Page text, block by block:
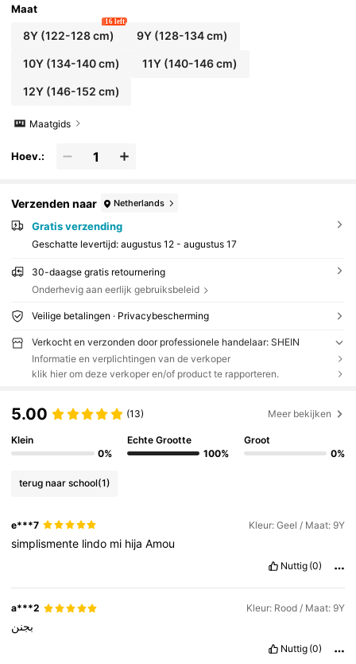
Maat
8Y(122-128 cm)
16 left
9Y (128-134 cm)
10Y(134-140 cm) 11Y (140-146 cm)
12Y(146-152 cm)
Maatgids
Hoev.:
Verzenden naar Netherlands
Gratis verzending
Geschatte levertijd: augustus 12 - augustus 17
30-daagse gratis retournering
Onderhevig aan eerlijk gebruiksbeleid
Veilige betalingen · Privacybescherming
Verkocht en verzonden door professionele handelaar: SHEIN
Informatie en verplichtingen van de verkoper
klik hier om deze verkoper en/of product te rapporteren.
5.00 (13) Meer bekijken
Klein
0%
Echte Grootte
100%
Groot
0%
terug naar school(1)
e***7 Kleur: Geel / Maat: 9Y
simplismente lindo mi hijaAmou
Nuttig (0)
a***2 Kleur: Rood / Maat: 9Y
بجنن
Nuttig (0)